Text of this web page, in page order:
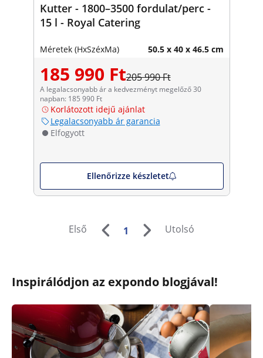
Kutter - 1800–3500 fordulat/perc -
15 l - Royal Catering
Méretek (HxSzéxMa) 50.5 x 40 x 46.5 cm
185 990 Ft205 990 Ft
A legalacsonyabb ár a kedvezményt megelőző 30
napban: 185 990 Ft
Korlátozott idejű ajánlat
Legalacsonyabb ár garancia
Elfogyott
Ellenőrizze készletet
Első 1 Utolsó
Inspirálódjon az expondo blogjával!